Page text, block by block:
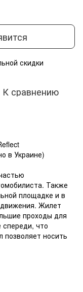
скидки
К сравнению
в Украине)
Также
площадке и в
движения. Жилет
проходы для
спереди, что
позволяет носить